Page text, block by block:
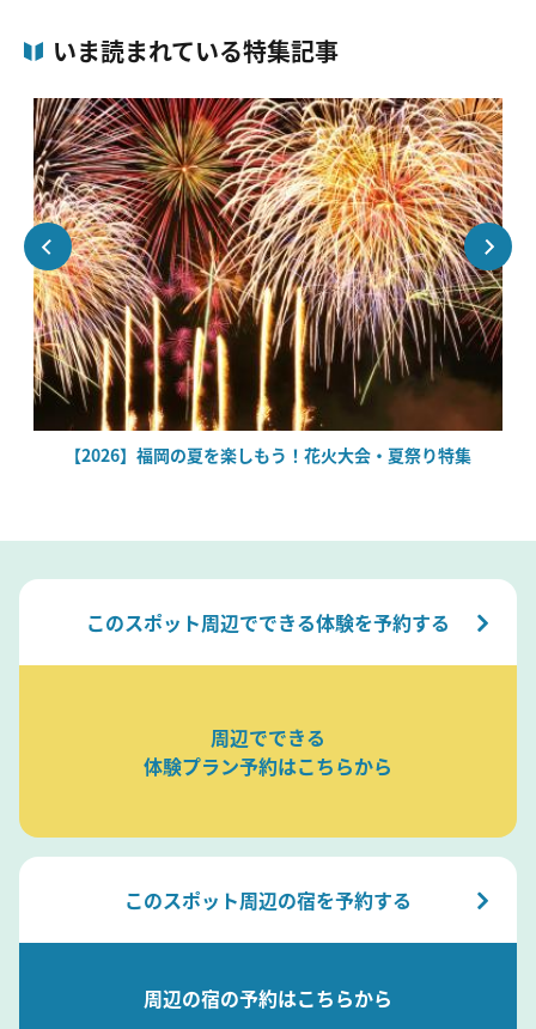
いま読まれている特集記事
【2026】福岡の夏を楽しもう！花火大会・夏祭り特集
このスポット周辺でできる体験を予約する
周辺でできる
体験プラン予約はこちらから
このスポット周辺の宿を予約する
周辺の宿の予約はこちらから